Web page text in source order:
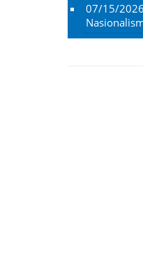
07/15/2026